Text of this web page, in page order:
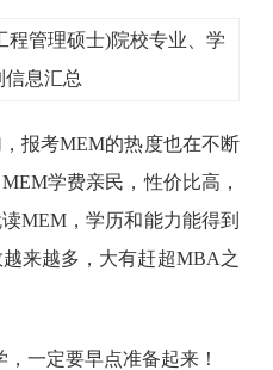
报考MEM的热度也在不断
学费亲民，性价比高，
MEM，学历和能力能得到
来越多，大有赶超MBA之
一定要早点准备起来！